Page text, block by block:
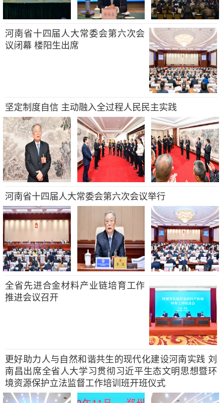
河南省十四届人大常委会第六次会
议闭幕 楼阳生出席
坚定制度自信 主动融入全过程人民民主实践
河南省十四届人大常委会第六次会议举行
全省先进合金材料产业链培育工作
推进会议召开
更好助力人与自然和谐共生的现代化建设河南实践 刘
南昌出席全省人大学习贯彻习近平生态文明思想暨环
境资源保护立法监督工作培训班开班仪式